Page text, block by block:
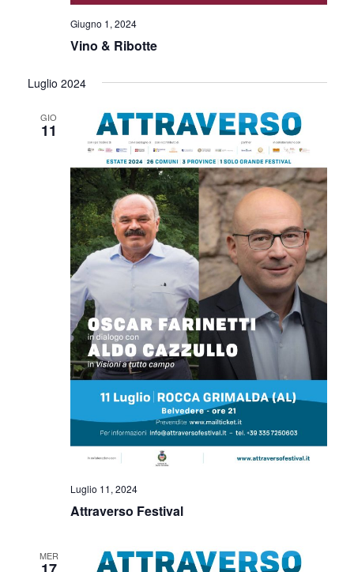
Giugno 1, 2024
Vino & Ribotte
Luglio 2024
GIO
11
Luglio 11, 2024
Attraverso Festival
MER